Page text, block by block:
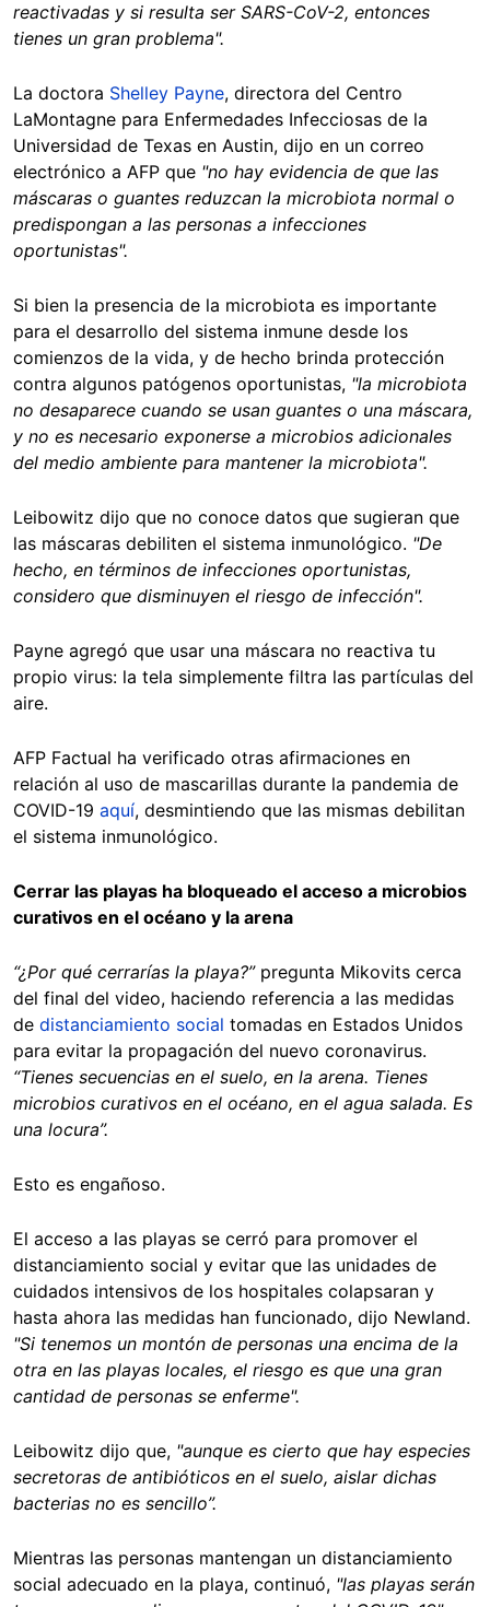
reactivadas y si resulta ser SARS-CoV-2, entonces
tienes un gran problema".
La doctora Shelley Payne, directora del Centro
LaMontagne para Enfermedades Infecciosas de la
Universidad de Texas en Austin, dijo en un correo
electrónico a AFP que "no hay evidencia de que las
máscaras o guantes reduzcan la microbiota normal o
predispongan a las personas a infecciones
oportunistas".
Si bien la presencia de la microbiota es importante
para el desarrollo del sistema inmune desde los
comienzos de la vida, y de hecho brinda protección
contra algunos patógenos oportunistas, "la microbiota
no desaparece cuando se usan guantes o una máscara,
y no es necesario exponerse a microbios adicionales
del medio ambiente para mantener la microbiota".
Leibowitz dijo que no conoce datos que sugieran que
las máscaras debiliten el sistema inmunológico. "De
hecho, en términos de infecciones oportunistas,
considero que disminuyen el riesgo de infección".
Payne agregó que usar una máscara no reactiva tu
propio virus: la tela simplemente filtra las partículas del
aire.
AFP Factual ha verificado otras afirmaciones en
relación al uso de mascarillas durante la pandemia de
COVID-19 aquí, desmintiendo que las mismas debilitan
el sistema inmunológico.
Cerrar las playas ha bloqueado el acceso a microbios
curativos en el océano y la arena
“¿Por qué cerrarías la playa?”pregunta Mikovits cerca
del final del video, haciendo referencia a las medidas
de distanciamiento social tomadas en Estados Unidos
para evitar la propagación del nuevo coronavirus.
“Tienes secuencias en el suelo, en la arena. Tienes
microbios curativos en el océano, en el agua salada. Es
una locura”.
Esto es engañoso.
El acceso a las playas se cerró para promover el
distanciamiento social y evitar que las unidades de
cuidados intensivos de los hospitales colapsaran y
hasta ahora las medidas han funcionado, dijo Newland.
"Si tenemos un montón de personas una encima de la
otra en las playas locales, el riesgo es que una gran
cantidad de personas se enferme".
Leibowitz dijo que, "aunque es cierto que hay especies
secretoras de antibióticos en el suelo, aislar dichas
bacterias no es sencillo”.
Mientras las personas mantengan un distanciamiento
social adecuado en la playa, continuó, "las playas serán